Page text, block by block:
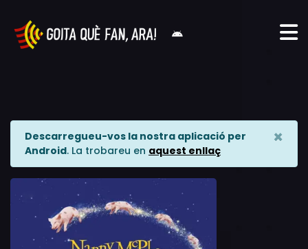
Descarregueu-vos la nostra aplicació per
Android. La trobareu en aquest enllaç
×